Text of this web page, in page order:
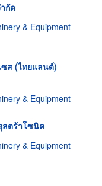
กัด
& Equipment
ซส (ไทยแลนด์)
& Equipment
ลตร้าโซนิค
& Equipment